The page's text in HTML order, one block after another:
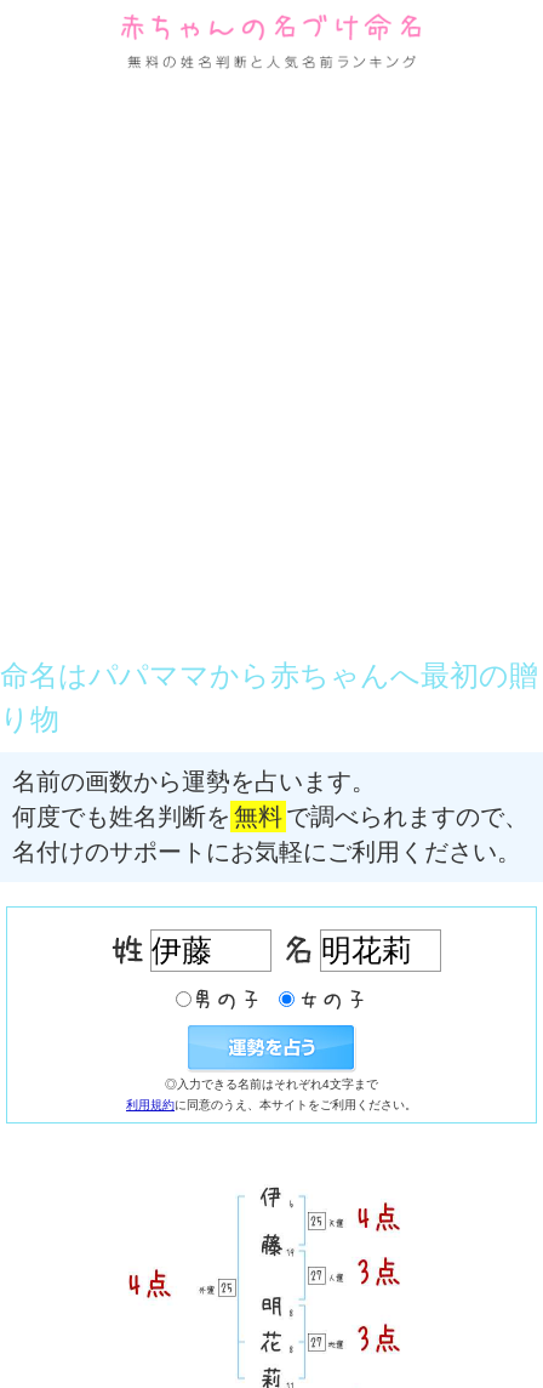
命名はパパママから赤ちゃんへ最初の贈
り物
名前の画数から運勢を占います。
何度でも姓名判断を 無料で調べられますので、
名付けのサポートにお気軽にご利用ください。
◎入力できる名前はそれぞれ4文字まで
利用規約に同意のうえ、本サイトをご利用ください。